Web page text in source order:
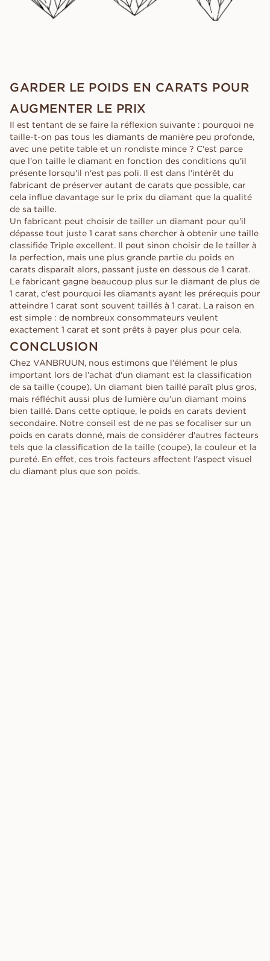
GARDER LE POIDS EN CARATS POUR
AUGMENTER LE PRIX
Il est tentant de se faire la réflexion suivante : pourquoi ne
taille-t-on pas tous les diamants de manière peu profonde,
avec une petite table et un rondiste mince ? C'est parce
que l'on taille le diamant en fonction des conditions qu'il
présente lorsqu'il n'est pas poli. Il est dans l'intérêt du
fabricant de préserver autant de carats que possible, car
cela influe davantage sur le prix du diamant que la qualité
de sa taille.
Un fabricant peut choisir de tailler un diamant pour qu'il
dépasse tout juste 1 carat sans chercher à obtenir une taille
classifiée Triple excellent. Il peut sinon choisir de le tailler à
la perfection, mais une plus grande partie du poids en
carats disparaît alors, passant juste en dessous de 1 carat.
Le fabricant gagne beaucoup plus sur le diamant de plus de
1 carat, c'est pourquoi les diamants ayant les prérequis pour
atteindre 1 carat sont souvent taillés à 1 carat. La raison en
est simple : de nombreux consommateurs veulent
exactement 1 carat et sont prêts à payer plus pour cela.
CONCLUSION
Chez VANBRUUN, nous estimons que l'élément le plus
important lors de l'achat d'un diamant est la classification
de sa taille (coupe). Un diamant bien taillé paraît plus gros,
mais réfléchit aussi plus de lumière qu'un diamant moins
bien taillé. Dans cette optique, le poids en carats devient
secondaire. Notre conseil est de ne pas se focaliser sur un
poids en carats donné, mais de considérer d'autres facteurs
tels que la classification de la taille (coupe), la couleur et la
pureté. En effet, ces trois facteurs affectent l'aspect visuel
du diamant plus que son poids.